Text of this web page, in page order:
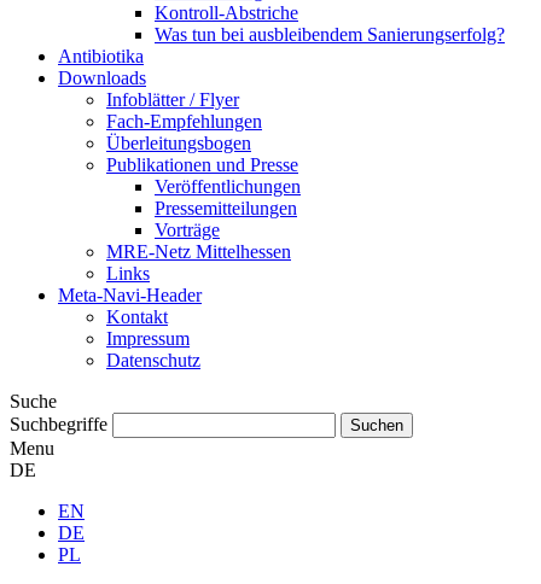
Kontroll-Abstriche
Was tun bei ausbleibendem Sanierungserfolg?
Antibiotika
Downloads
Infoblätter / Flyer
Fach-Empfehlungen
Überleitungsbogen
Publikationen und Presse
Veröffentlichungen
Pressemitteilungen
Vorträge
MRE-Netz Mittelhessen
Links
Meta-Navi-Header
Kontakt
Impressum
Datenschutz
Suche
Suchbegriffe
Menu
DE
EN
DE
PL